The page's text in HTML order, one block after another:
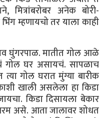
मित्रांबरोबर अनेक बोरी-
म्हणायचो तर याला काही
घुंगरपाळ. मातीत गोल आळे
घर असायचं. सापळाच
गोल घरात मुंग्या बारीक
खाली असलेला हा किडा
किडा दिसायला बेकार
असे. आता जालावर शोधत